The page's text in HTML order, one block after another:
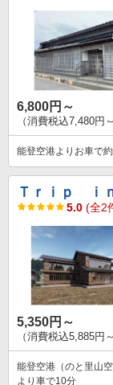
6,800円～
（消費税込7,480円～
能登空港よりお車で
Ｔｒｉｐ ｉ
5.0 (全2
5,350円～
（消費税込5,885円～
能登空港（のと里山
より車で10分